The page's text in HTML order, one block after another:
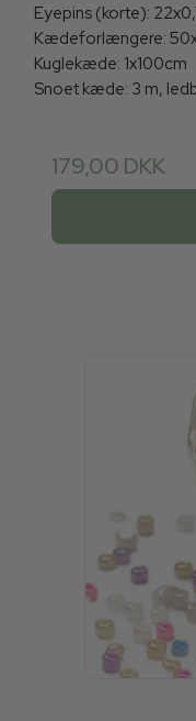
Eyepins (korte):
Kædeforlængere:
Kuglekæde: 1x100cm
Snoet kæde: 3 m,
179,00 DKK